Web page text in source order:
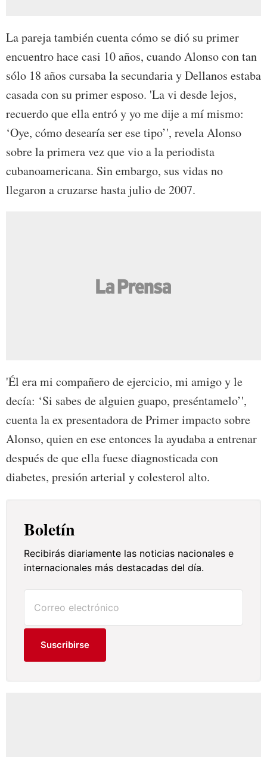
La pareja también cuenta cómo se dió su primer
encuentro hace casi 10 años, cuando Alonso con tan
sólo 18 años cursaba la secundaria y Dellanos estaba
casada con su primer esposo. 'La vi desde lejos,
recuerdo que ella entró y yo me dije a mí mismo:
‘Oye, cómo desearía ser ese tipo’', revela Alonso
sobre la primera vez que vio a la periodista
cubanoamericana. Sin embargo, sus vidas no
llegaron a cruzarse hasta julio de 2007.
'Él era mi compañero de ejercicio, mi amigo y le
decía: ‘Si sabes de alguien guapo, preséntamelo’',
cuenta la ex presentadora de Primer impacto sobre
Alonso, quien en ese entonces la ayudaba a entrenar
después de que ella fuese diagnosticada con
diabetes, presión arterial y colesterol alto.
Boletín
Recibirás diariamente las noticias nacionales e
internacionales más destacadas del día.
Suscribirse